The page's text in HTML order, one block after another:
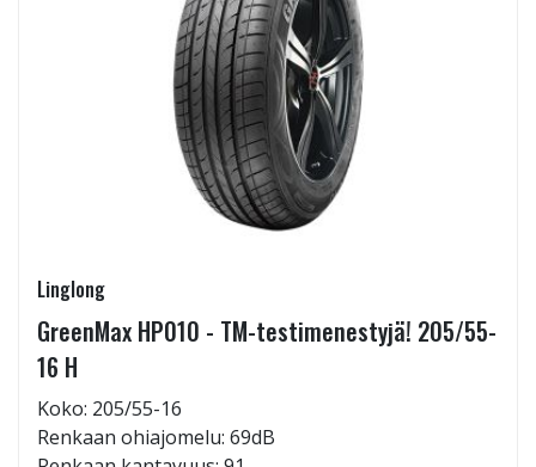
Linglong
GreenMax HP010 - TM-testimenestyjä! 205/55-
16 H
Koko: 205/55-16
Renkaan ohiajomelu: 69dB